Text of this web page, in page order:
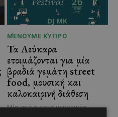
ΜΈΝΟΥΜΕ ΚΎΠΡΟ
Τα Λεύκαρα
ετοιμάζονται για μία
βραδιά γεμάτη street
food, μουσική και
καλοκαιρινή διάθεση
Μία από τις πιο γευστικές